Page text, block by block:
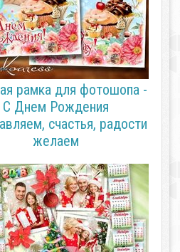
рамка для фотошопа -
С Днем Рождения
счастья, радости
желаем